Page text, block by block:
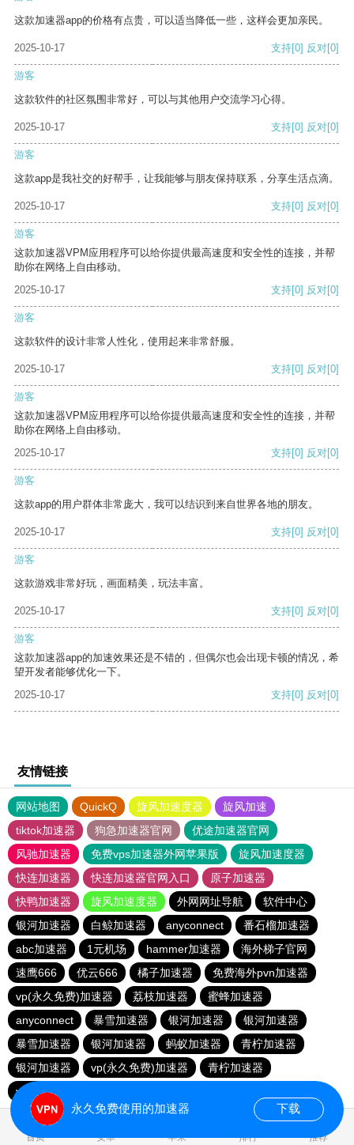
这款加速器app的价格有点贵，可以适当降低一些，这样会更加亲民。
2025-10-17 支持[0] 反对[0]
游客
这款软件的社区氛围非常好，可以与其他用户交流学习心得。
2025-10-17 支持[0] 反对[0]
游客
这款app是我社交的好帮手，让我能够与朋友保持联系，分享生活点滴。
2025-10-17 支持[0] 反对[0]
游客
这款加速器VPM应用程序可以给你提供最高速度和安全性的连接，并帮
助你在网络上自由移动。
2025-10-17
支持[0] 反对[0]
游客
这款软件的设计非常人性化，使用起来非常舒服。
2025-10-17 支持[0] 反对[0]
游客
这款加速器VPM应用程序可以给你提供最高速度和安全性的连接，并帮
助你在网络上自由移动。
2025-10-17
支持[0] 反对[0]
游客
这款app的用户群体非常庞大，我可以结识到来自世界各地的朋友。
2025-10-17 支持[0] 反对[0]
游客
这款游戏非常好玩，画面精美，玩法丰富。
2025-10-17 支持[0] 反对[0]
游客
这款加速器app的加速效果还是不错的，但偶尔也会出现卡顿的情况，希
望开发者能够优化一下。
2025-10-17
支持[0] 反对[0]
友情链接
网站地图 QuickQ 旋风加速度器
旋风加速
tiktok加速器
狗急加速器官网
优途加速器官网
风驰加速器
免费vps加速器外网苹果版
旋风加速度器
快连加速器
快连加速器官网入口
原子加速器
快鸭加速器
旋风加速度器 外网网址导航
软件中心
银河加速器
白鲸加速器 anyconnect
番石榴加速器
abc加速器
1元机场 hammer加速器
海外梯子官网
速鹰666
优云666 橘子加速器
免费海外pvn加速器
vp(永久免费)加速器
荔枝加速器
蜜蜂加速器
anyconnect
暴雪加速器 银河加速器
银河加速器
暴雪加速器
银河加速器 蚂蚁加速器
青柠加速器
银河加速器
vp(永久免费)加速器
青柠加速器
veee加速器
首页 安卓 苹果 排行 推荐
永久免费使用的加速器 下载
0.111551s